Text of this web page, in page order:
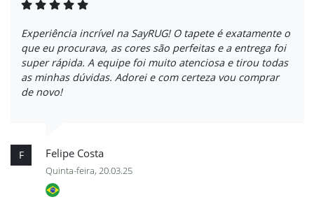
Experiência incrível na SayRUG! O tapete é exatamente o
que eu procurava, as cores são perfeitas e a entrega foi
super rápida. A equipe foi muito atenciosa e tirou todas
as minhas dúvidas. Adorei e com certeza vou comprar
de novo!
F Felipe Costa
Quinta-feira, 20.03.25